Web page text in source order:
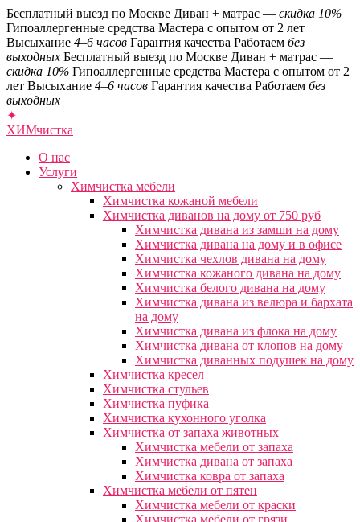
Бесплатный выезд по Москве Диван + матрас — скидка 10%
Гипоаллергенные средства Мастера с опытом от 2 лет
Высыхание 4–6 часов Гарантия качества Работаем без
выходных Бесплатный выезд по Москве Диван + матрас —
скидка 10% Гипоаллергенные средства Мастера с опытом от 2
лет Высыхание 4–6 часов Гарантия качества Работаем без
выходных
✦
ХИМчистка
О нас
Услуги
Химчистка мебели
Химчистка кожаной мебели
Химчистка диванов на дому от 750 руб
Химчистка дивана из замши на дому
Химчистка дивана на дому и в офисе
Химчистка чехлов дивана на дому
Химчистка кожаного дивана на дому
Химчистка белого дивана на дому
Химчистка дивана из велюра и бархата
на дому
Химчистка дивана из флока на дому
Химчистка дивана от клопов на дому
Химчистка диванных подушек на дому
Химчистка кресел
Химчистка стульев
Химчистка пуфика
Химчистка кухонного уголка
Химчистка от запаха животных
Химчистка мебели от запаха
Химчистка дивана от запаха
Химчистка ковра от запаха
Химчистка мебели от пятен
Химчистка мебели от краски
Химчистка мебели от грязи